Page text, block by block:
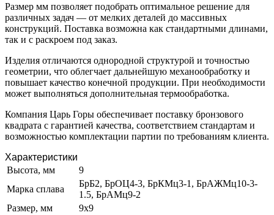
Размер мм позволяет подобрать оптимальное решение для
различных задач — от мелких деталей до массивных
конструкций. Поставка возможна как стандартными длинами,
так и с раскроем под заказ.
Изделия отличаются однородной структурой и точностью
геометрии, что облегчает дальнейшую механообработку и
повышает качество конечной продукции. При необходимости
может выполняться дополнительная термообработка.
Компания Царь Горы обеспечивает поставку бронзового
квадрата с гарантией качества, соответствием стандартам и
возможностью комплектации партии по требованиям клиента.
Характеристики
Высота, мм
9
Марка сплава
БрБ2, БрОЦ4-3, БрКМц3-1, БрАЖМц10-3-
1.5, БрАМц9-2
Размер, мм
9х9